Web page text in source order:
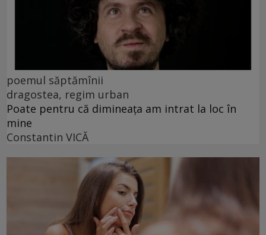
poemul săptămînii
dragostea, regim urban
Poate pentru că dimineața am intrat la loc în
mine
Constantin VICĂ